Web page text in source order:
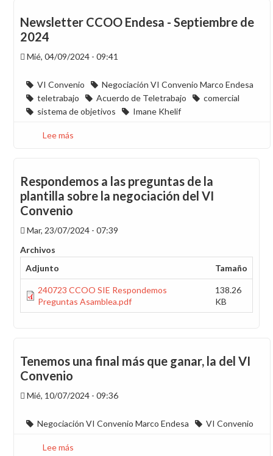
involución?
Newsletter CCOO Endesa - Septiembre de
2024
Mié, 04/09/2024 - 09:41
VI Convenio
Negociación VI Convenio Marco Endesa
teletrabajo
Acuerdo de Teletrabajo
comercial
sistema de objetivos
Imane Khelif
Lee más
-
Septiembre
2024
Respondemos a las preguntas de la
plantilla sobre la negociación del VI
Convenio
Mar, 23/07/2024 - 07:39
Archivos
Adjunto
Tamaño
240723 CCOO SIE Respondemos
Preguntas Asamblea.pdf
138.26
KB
Tenemos una final más que ganar, la del VI
Convenio
Mié, 10/07/2024 - 09:36
Negociación VI Convenio Marco Endesa VI Convenio
Lee más